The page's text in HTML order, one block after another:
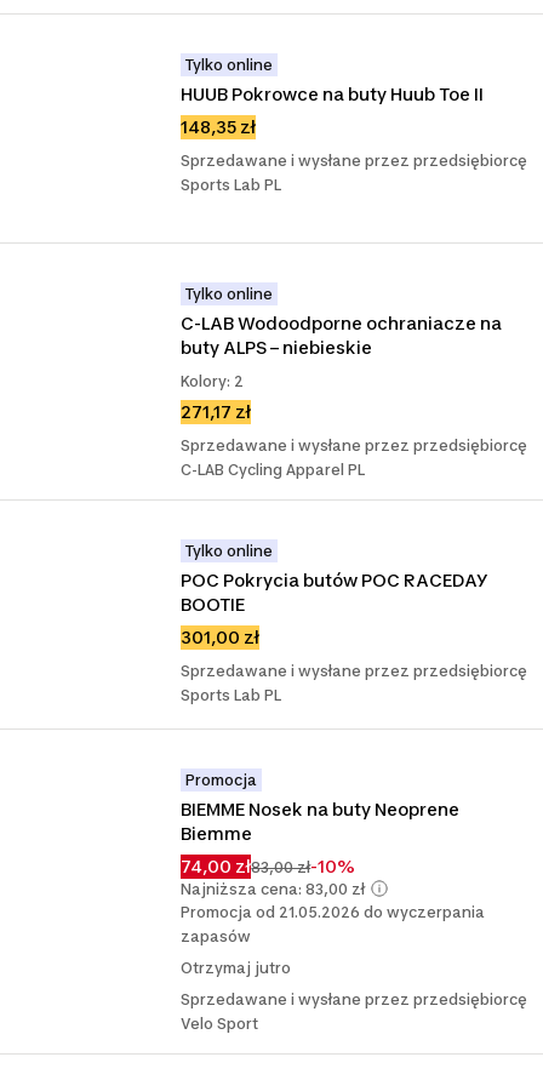
Tylko online
HUUB Pokrowce na buty Huub Toe II
148,35 zł
Sprzedawane i wysłane przez przedsiębiorcę
Sports Lab PL
Tylko online
C-LAB Wodoodporne ochraniacze na
buty ALPS – niebieskie
Kolory: 2
271,17 zł
Sprzedawane i wysłane przez przedsiębiorcę
C-LAB Cycling Apparel PL
Tylko online
POC Pokrycia butów POC RACEDAY
BOOTIE
301,00 zł
Sprzedawane i wysłane przez przedsiębiorcę
Sports Lab PL
Promocja
BIEMME Nosek na buty Neoprene
Biemme
74,00 zł83,00 zł-10%
Najniższa cena: 83,00 zł
Promocja od 21.05.2026 do wyczerpania
zapasów
Otrzymaj jutro
Sprzedawane i wysłane przez przedsiębiorcę
Velo Sport